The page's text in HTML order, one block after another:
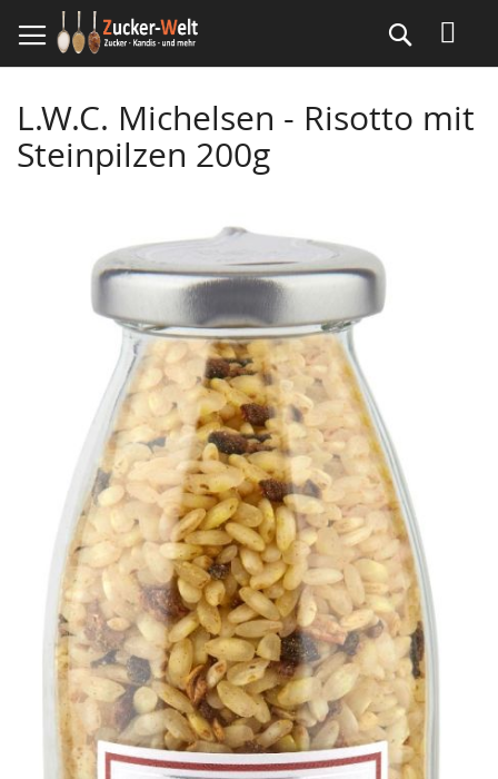
zum
Inhalt
Suche
L.W.C. Michelsen - Risotto mit
Steinpilzen 200g